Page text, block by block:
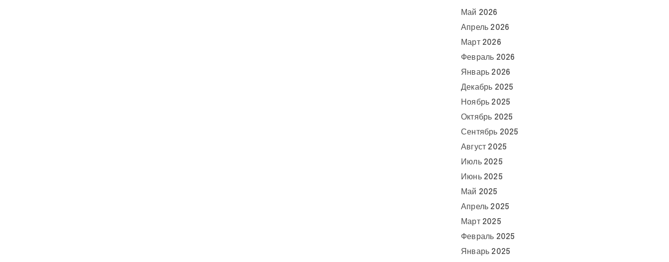
Май 2026
Апрель 2026
Март 2026
Февраль 2026
Январь 2026
Декабрь 2025
Ноябрь 2025
Октябрь 2025
Сентябрь 2025
Август 2025
Июль 2025
Июнь 2025
Май 2025
Апрель 2025
Март 2025
Февраль 2025
Январь 2025